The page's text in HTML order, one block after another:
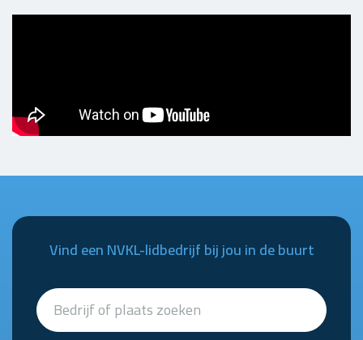
Vind een NVKL-lidbedrijf bij jou in de buurt